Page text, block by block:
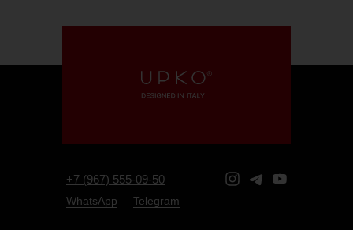
+7 (967) 555-09-50
WhatsApp Telegram